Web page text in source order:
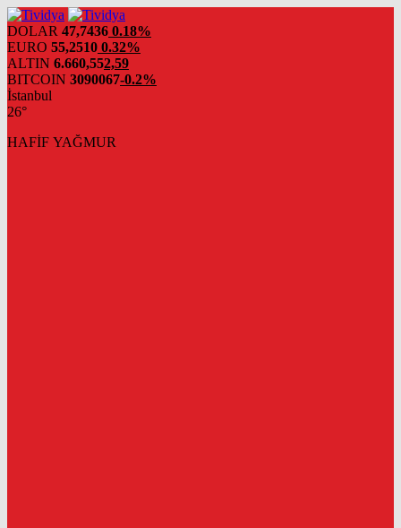
evden
eve
nakliyat
DOLAR 47,7436 0.18%
EURO 55,2510 0.32%
ALTIN 6.660,552,59
BITCOIN 3090067-0.2%
İstanbul
26°
HAFİF YAĞMUR